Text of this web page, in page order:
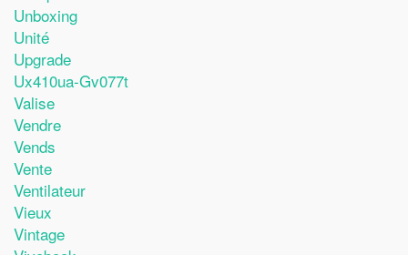
Unboxing
Unité
Upgrade
Ux410ua-Gv077t
Valise
Vendre
Vends
Vente
Ventilateur
Vieux
Vintage